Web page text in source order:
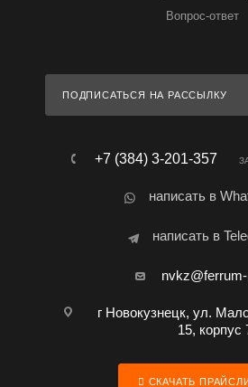
Вопрос-ответ
ПОДПИСАТЬСЯ НА РАССЫЛКУ
+7 (384) 3-201-357
написать в
написать в
г Новокузнецк, ул.
15, корпус
СКАЧАТЬ